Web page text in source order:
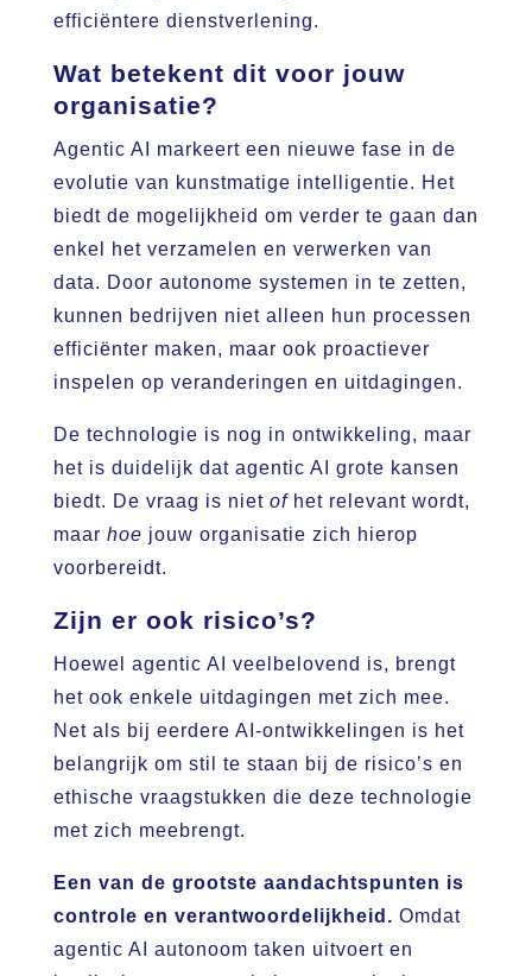
efficiëntere dienstverlening.
Wat betekent dit voor jouw
organisatie?
Agentic AI markeert een nieuwe fase in de
evolutie van kunstmatige intelligentie. Het
biedt de mogelijkheid om verder te gaan dan
enkel het verzamelen en verwerken van
data. Door autonome systemen in te zetten,
kunnen bedrijven niet alleen hun processen
efficiënter maken, maar ook proactiever
inspelen op veranderingen en uitdagingen.
De technologie is nog in ontwikkeling, maar
het is duidelijk dat agentic AI grote kansen
biedt. De vraag is niet ofhet relevant wordt,
maar hoe jouw organisatie zich hierop
voorbereidt.
Zijn er ook risico’s?
Hoewel agentic AI veelbelovend is, brengt
het ook enkele uitdagingen met zich mee.
Net als bij eerdere AI-ontwikkelingen is het
belangrijk om stil te staan bij de risico’s en
ethische vraagstukken die deze technologie
met zich meebrengt.
Een van de grootste aandachtspunten is
controle en verantwoordelijkheid. Omdat
agentic AI autonoom taken uitvoert en